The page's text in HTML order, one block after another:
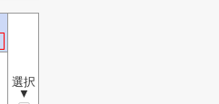
選択
▼